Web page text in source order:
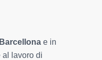
e in
al lavoro di